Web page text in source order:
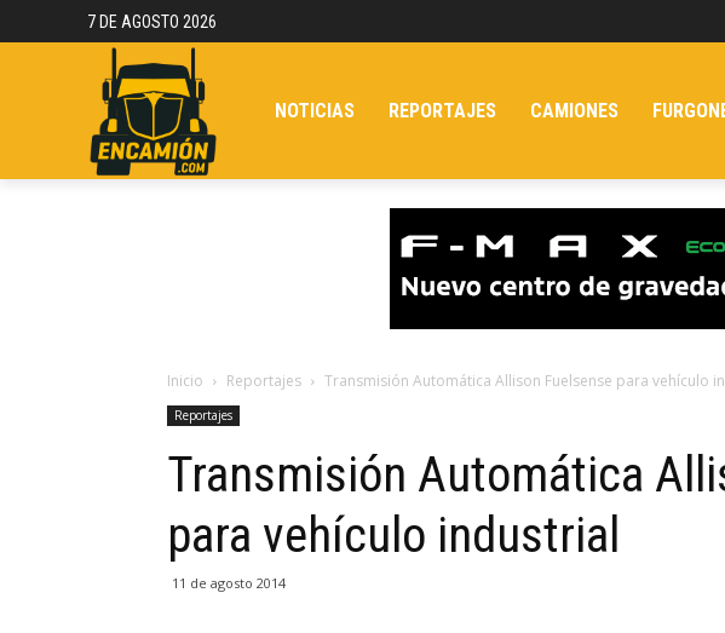
7 DE AGOSTO 2026
NOTICIAS REPORTAJES CAMIONES
Inicio Reportajes Transmisión Automática Allison Fuelsense para vehículo
Reportajes
Transmisión Automática
para vehículo industrial
11 de agosto 2014